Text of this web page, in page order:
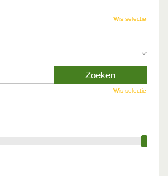
Wis selectie
Wis selectie